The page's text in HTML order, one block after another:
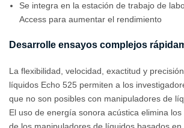
Se integra en la estación de trabajo de
Access para aumentar el rendimiento
Desarrolle ensayos complejos
La flexibilidad, velocidad, exactitud y
líquidos Echo 525 permiten a los
que no son posibles con manipuladores de
El uso de energía sonora acústica elimina
de los manipuladores de líquidos basados